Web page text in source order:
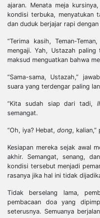
ajaran. Menata meja
kondisi terbuka, menyatukan
dan duduk berjajar rapi
“Terima kasih, Teman-
mengaji. Yah, Ustazah paling
maksud menguatkan bahwa
“Sama-sama, Ustazah,”
suara yang terdengar paling
“Kita sudah siap dari tadi,
semangat.
“Oh, iya? Hebat, dong, kalian,”
Kesiapan mereka sejak awal
akhir. Semangat, senang,
kondisi tersebut menjadi
rasanya jika hal ini tidak
Tidak berselang lama,
pembacaan doa yang
seterusnya. Semuanya